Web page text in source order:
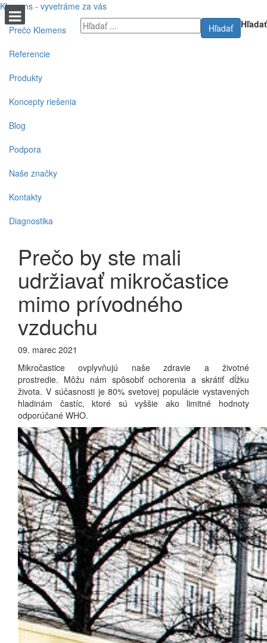
Klemens - vyvetráme za vás
Hľadať
Hľadať
Prečo Klemens
Referencie
Produkty
Koncepty riešenia
Blog
Podpora
Naše značky
Kontakty
Diagnostika
Prečo by ste mali
udržiavať mikročastice
mimo prívodného
vzduchu
09. marec 2021
Mikročastice ovplyvňujú naše zdravie a životné
prostredie. Môžu nám spôsobiť ochorenia a skrátiť dĺžku
života. V súčasnosti je 80% svetovej populácie vystavených
hladinám častíc, ktoré sú vyššie ako limitné hodnoty
odporúčané WHO.